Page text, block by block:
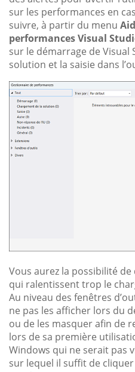
sur les performances en
suivre, à partir du menu
performances Visual
sur le démarrage de Visual
solution et la saisie dans
Vous aurez la possibilité
qui ralentissent trop le
Au niveau des fenêtres
ne pas les afficher lors du
ou de les masquer afin de
lors de sa première
Windows qui ne serait pas
sur lequel il suffit de